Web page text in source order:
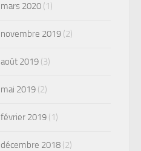
mars 2020 (1)
novembre 2019 (2)
août 2019 (3)
mai 2019 (2)
février 2019 (1)
décembre 2018 (2)